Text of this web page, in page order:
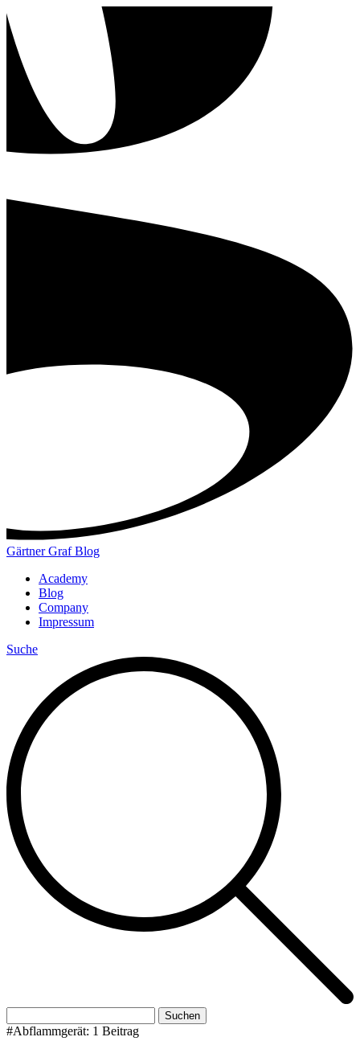
Gärtner Graf Blog
Academy
Blog
Company
Impressum
Suche
nach:
#Abflammgerät: 1 Beitrag